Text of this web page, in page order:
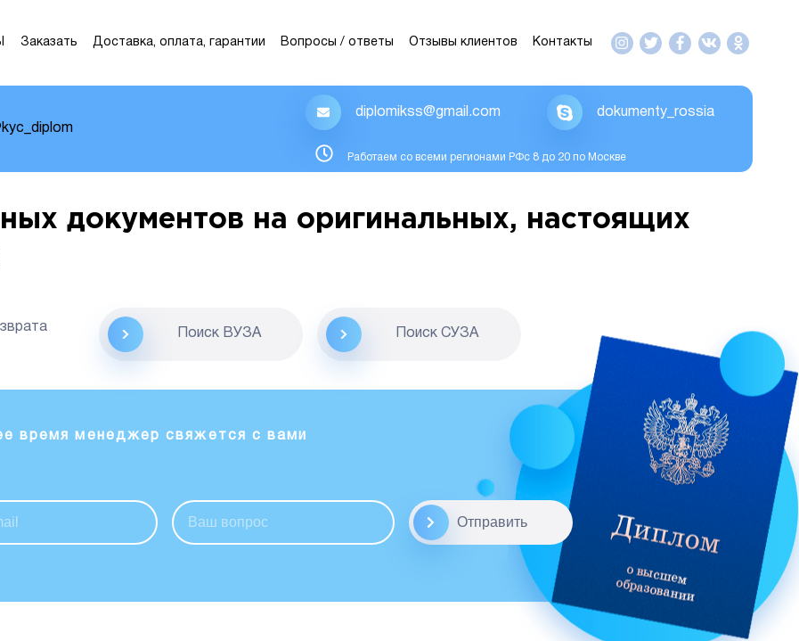
Заказать Доставка, оплата, гарантии Вопросы / ответы Отзывы клиентов Контакты
diplomikss@gmail.com dokumenty_rossia
Работаем со всеми регионами РФс 8 до 20 по Москве
документов на оригинальных, настоящих
Поиск ВУЗА Поиск CУЗА
время менеджер свяжется с вами
Отправить